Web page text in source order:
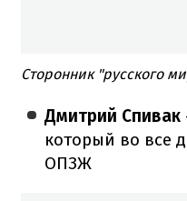
Сторонник "русского
Дмитрий Спивак
который во все
ОПЗЖ